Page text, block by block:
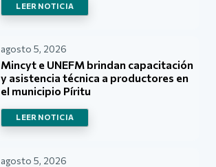
LEER NOTICIA
agosto 5, 2026
Mincyt e UNEFM brindan capacitación
y asistencia técnica a productores en
el municipio Píritu
LEER NOTICIA
agosto 5, 2026